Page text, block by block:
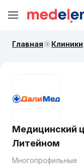
Главная Клиники
Медицинский
Литейном
Многопрофильные